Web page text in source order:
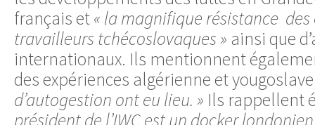
français et« la magnifique résistance
travailleurs tchécoslovaques » ainsi que
internationaux. Ils mentionnent
des expériences algérienne et
d’autogestion ont eu lieu. » Ils rappellent
président de l’IWC est un docker